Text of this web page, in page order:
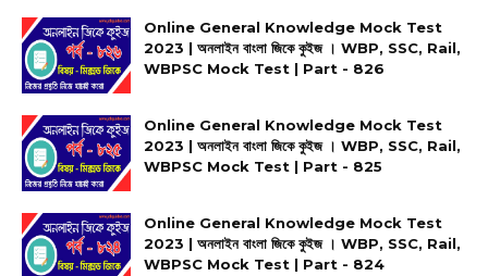
Online General Knowledge Mock Test
2023 | অনলাইন বাংলা জিকে কুইজ । WBP, SSC, Rail,
WBPSC Mock Test | Part - 826
Online General Knowledge Mock Test
2023 | অনলাইন বাংলা জিকে কুইজ । WBP, SSC, Rail,
WBPSC Mock Test | Part - 825
Online General Knowledge Mock Test
2023 | অনলাইন বাংলা জিকে কুইজ । WBP, SSC, Rail,
WBPSC Mock Test | Part - 824